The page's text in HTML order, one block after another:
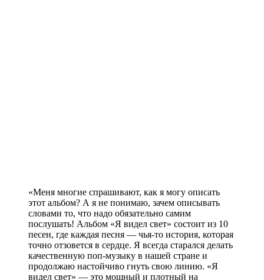
«Меня многие спрашивают, как я могу описать
этот альбом? А я не понимаю, зачем описывать
словами то, что надо обязательно самим
послушать! Альбом «Я видел свет» состоит из 10
песен, где каждая песня — чья-то история, которая
точно отзовется в сердце. Я всегда старался делать
качественную поп-музыку в нашей стране и
продолжаю настойчиво гнуть свою линию. «Я
видел свет» — это мощный и плотный на